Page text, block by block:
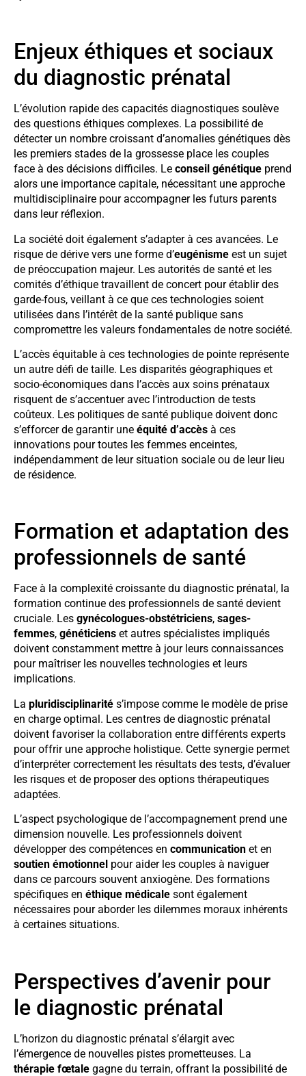
Enjeux éthiques et sociaux
du diagnostic prénatal
L’évolution rapide des capacités diagnostiques soulève
des questions éthiques complexes. La possibilité de
détecter un nombre croissant d’anomalies génétiques dès
les premiers stades de la grossesse place les couples
face à des décisions difficiles. Le conseil génétique prend
alors une importance capitale, nécessitant une approche
multidisciplinaire pour accompagner les futurs parents
dans leur réflexion.
La société doit également s’adapter à ces avancées. Le
risque de dérive vers une forme d’eugénisme est un sujet
de préoccupation majeur. Les autorités de santé et les
comités d’éthique travaillent de concert pour établir des
garde-fous, veillant à ce que ces technologies soient
utilisées dans l’intérêt de la santé publique sans
compromettre les valeurs fondamentales de notre société.
L’accès équitable à ces technologies de pointe représente
un autre défi de taille. Les disparités géographiques et
socio-économiques dans l’accès aux soins prénataux
risquent de s’accentuer avec l’introduction de tests
coûteux. Les politiques de santé publique doivent donc
s’efforcer de garantir une équité d’accès à ces
innovations pour toutes les femmes enceintes,
indépendamment de leur situation sociale ou de leur lieu
de résidence.
Formation et adaptation des
professionnels de santé
Face à la complexité croissante du diagnostic prénatal, la
formation continue des professionnels de santé devient
cruciale. Les gynécologues-obstétriciens, sages-
femmes, généticiens et autres spécialistes impliqués
doivent constamment mettre à jour leurs connaissances
pour maîtriser les nouvelles technologies et leurs
implications.
La pluridisciplinarité s’impose comme le modèle de prise
en charge optimal. Les centres de diagnostic prénatal
doivent favoriser la collaboration entre différents experts
pour offrir une approche holistique. Cette synergie permet
d’interpréter correctement les résultats des tests, d’évaluer
les risques et de proposer des options thérapeutiques
adaptées.
L’aspect psychologique de l’accompagnement prend une
dimension nouvelle. Les professionnels doivent
développer des compétences en communication et en
soutien émotionnel pour aider les couples à naviguer
dans ce parcours souvent anxiogène. Des formations
spécifiques en éthique médicale sont également
nécessaires pour aborder les dilemmes moraux inhérents
à certaines situations.
Perspectives d’avenir pour
le diagnostic prénatal
L’horizon du diagnostic prénatal s’élargit avec
l’émergence de nouvelles pistes prometteuses. La
thérapie fœtale gagne du terrain, offrant la possibilité de